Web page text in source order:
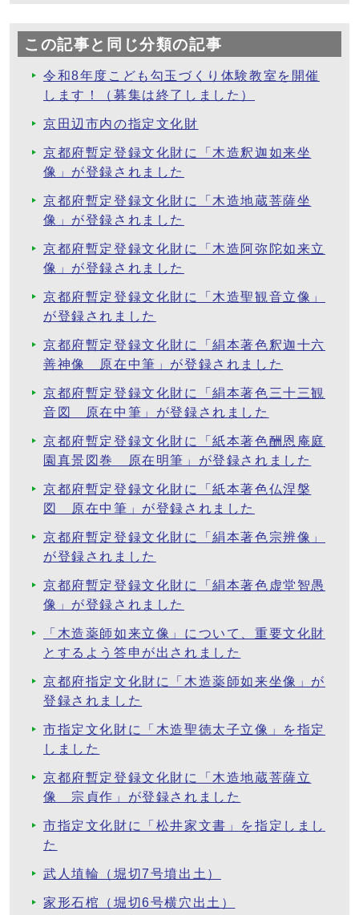
この記事と同じ分類の記事
令和8年度こども勾玉づくり体験教室を開催
します！（募集は終了しました）
京田辺市内の指定文化財
京都府暫定登録文化財に「木造釈迦如来坐
像」が登録されました
京都府暫定登録文化財に「木造地蔵菩薩坐
像」が登録されました
京都府暫定登録文化財に「木造阿弥陀如来立
像」が登録されました
京都府暫定登録文化財に「木造聖観音立像」
が登録されました
京都府暫定登録文化財に「絹本著色釈迦十六
善神像 原在中筆」が登録されました
京都府暫定登録文化財に「絹本著色三十三観
音図 原在中筆」が登録されました
京都府暫定登録文化財に「紙本著色酬恩庵庭
園真景図巻 原在明筆」が登録されました
京都府暫定登録文化財に「紙本著色仏涅槃
図 原在中筆」が登録されました
京都府暫定登録文化財に「絹本著色宗辨像」
が登録されました
京都府暫定登録文化財に「絹本著色虚堂智愚
像」が登録されました
「木造薬師如来立像」について、重要文化財
とするよう答申が出されました
京都府指定文化財に「木造薬師如来坐像」が
登録されました
市指定文化財に「木造聖徳太子立像」を指定
しました
京都府暫定登録文化財に「木造地蔵菩薩立
像 宗貞作」が登録されました
市指定文化財に「松井家文書」を指定しまし
た
武人埴輪（堀切7号墳出土）
家形石棺（堀切6号横穴出土）